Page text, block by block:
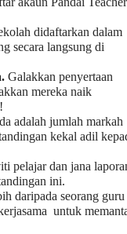
didaftarkan dalam
secara langsung di
Galakkan penyertaan
mereka naik
adalah jumlah markah
kekal adil
pelajar dan jana
ini.
daripada seorang guru
untuk